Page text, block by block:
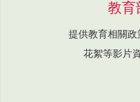
教育
提供教育相關
花絮等影片